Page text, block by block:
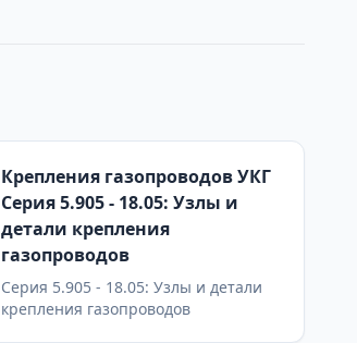
Крепления газопроводов УКГ
Серия 5.905 - 18.05: Узлы и
детали крепления
газопроводов
Серия 5.905 - 18.05: Узлы и детали
крепления газопроводов